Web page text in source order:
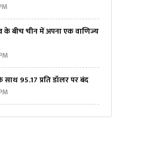
के बीच चीन में अपना एक वाणिज्य
95.17 प्रति डॉलर पर बंद